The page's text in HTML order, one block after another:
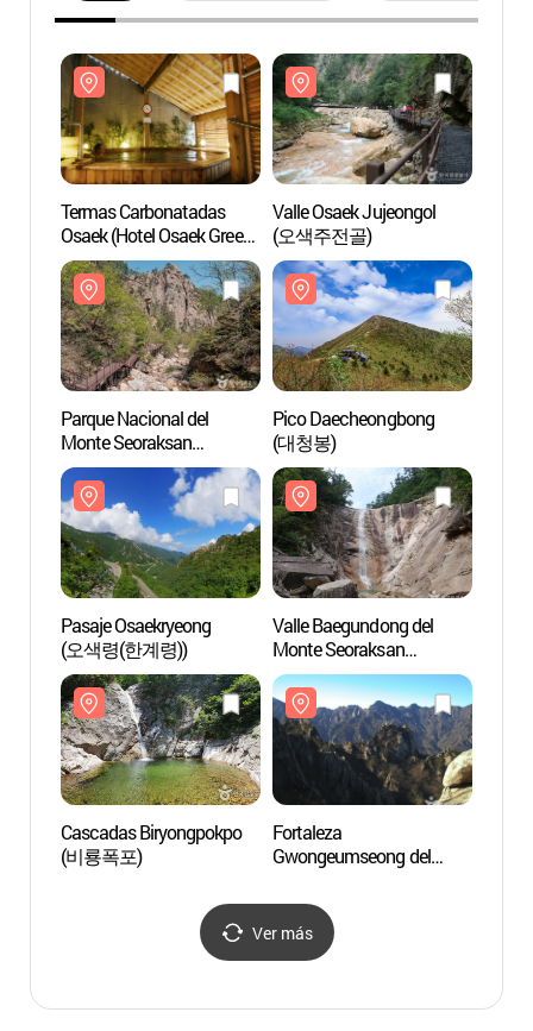
Termas Carbonatadas
Osaek (Hotel Osaek Green
Yard) (오색탄산온천)
Valle Osaek Jujeongol
(오색주전골)
Parque Nacional del
Monte Seoraksan
(Namseorak)
(설악산국립공원(남설악))
Pico Daecheongbong
(대청봉)
Pasaje Osaekryeong
(오색령(한계령))
Valle Baegundong del
Monte Seoraksan
(백운동계곡(설악산))
Cascadas Biryongpokpo
(비룡폭포)
Fortaleza
Gwongeumseong del
권금성)
Ver más